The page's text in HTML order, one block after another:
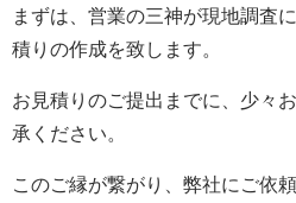
まずは、営業の三神が現地調査
積りの作成を致します。
お見積りのご提出までに、少々
承ください。
このご縁が繋がり、弊社にご依